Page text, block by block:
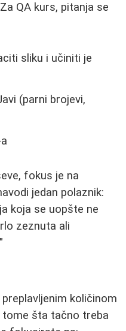
QA kurs, pitanja se
sliku i učiniti je
(parni brojevi,
fokus je na
jedan polaznik:
koja se uopšte ne
zeznuta ali
količinom
šta tačno treba